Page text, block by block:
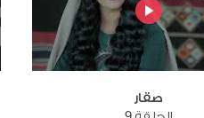
صقار